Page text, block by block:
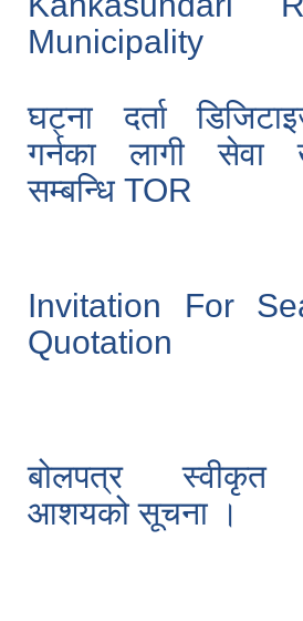
Municipality
घट्ना दर्ता
गर्नका लागी सेवा
सम्बन्धि TOR
Invitation For
Quotation
बोलपत्र स्वीकृत
आशयको सूचना ।